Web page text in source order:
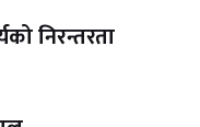
निरन्तरता